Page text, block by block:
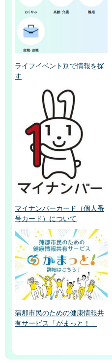
ライフイベント別で情報を探
す
マイナンバーカード（個人番
号カード）について
蒲郡市民のための健康情報共
有サービス「がまっと！」